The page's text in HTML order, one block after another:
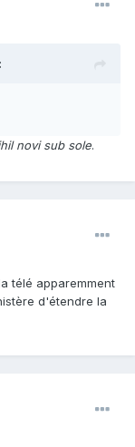
novi sub sole.
télé apparemment
d'étendre la